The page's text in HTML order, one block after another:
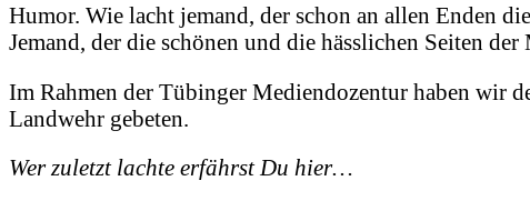
Humor. Wie lacht jemand, der schon an allen Enden
Jemand, der die schönen und die hässlichen Seiten
Im Rahmen der Tübinger Mediendozentur haben wir
Landwehr gebeten.
Wer zuletzt lachte erfährst Du hier…